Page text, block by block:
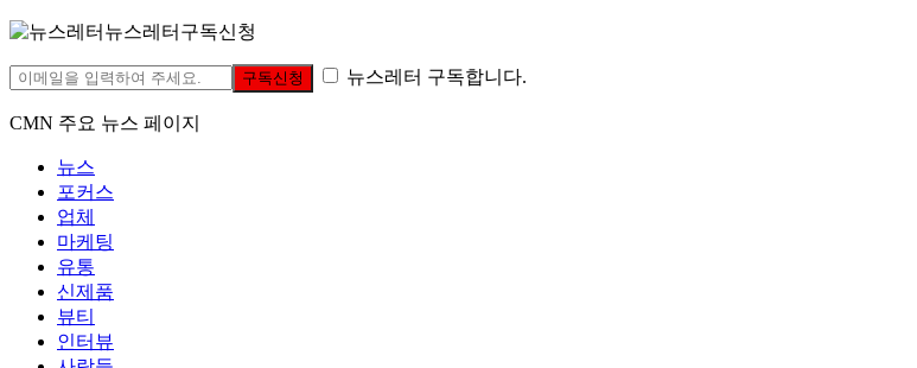
뉴스레터구독신청
구독신청 뉴스레터 구독합니다.
CMN 주요 뉴스 페이지
뉴스
포커스
업체
마케팅
유통
신제품
뷰티
인터뷰